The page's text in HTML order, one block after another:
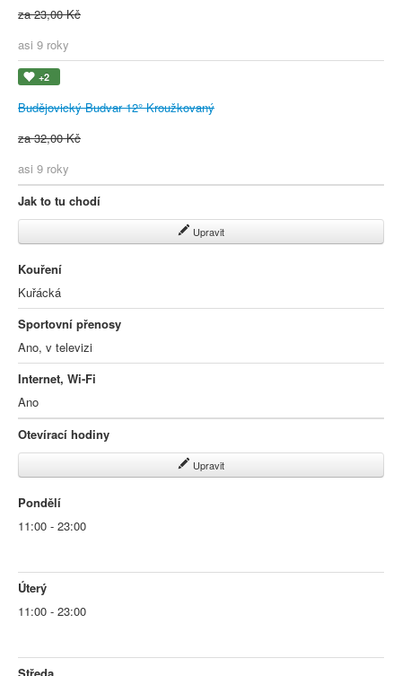
za 23,00 Kč
asi 9 roky
+2
Budějovický Budvar 12° Kroužkovaný
za 32,00 Kč
asi 9 roky
Jak to tu chodí
Upravit
Kouření
Kuřácká
Sportovní přenosy
Ano, v televizi
Internet, Wi-Fi
Ano
Otevírací hodiny
Upravit
Pondělí
11:00 - 23:00
Úterý
11:00 - 23:00